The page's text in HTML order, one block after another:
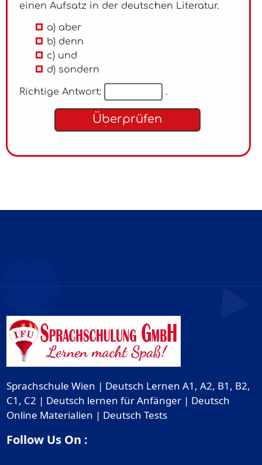
einen Aufsatz in der deutschen Literatur.
a) aber
b) denn
c) und
d) sondern
Richtige Antwort: .
Überprüfen
Sprachschule Wien | Deutsch Lernen A1, A2, B1, B2,
C1, C2 | Deutsch lernen für Anfänger | Deutsch
Online Materialien | Deutsch Tests
Follow Us On :